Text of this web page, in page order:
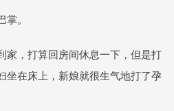
。
家，打算回房间休息一下，但是打
坐在床上，新娘就很生气地打了孕